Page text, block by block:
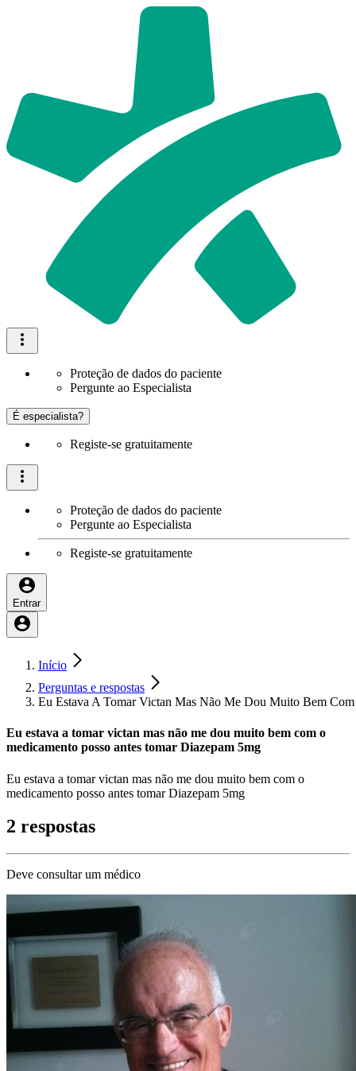
Proteção de dados do paciente
Pergunte ao Especialista
É especialista?
Registe-se gratuitamente
Proteção de dados do paciente
Pergunte ao Especialista
Registe-se gratuitamente
Entrar
Início
Perguntas e respostas
Eu Estava A Tomar Victan Mas Não Me Dou Muito Bem
Eu estava a tomar victan mas não me dou muito bem com o
medicamento posso antes tomar Diazepam 5mg
Eu estava a tomar victan mas não me dou muito bem com o
medicamento posso antes tomar Diazepam 5mg
2 respostas
Deve consultar um médico